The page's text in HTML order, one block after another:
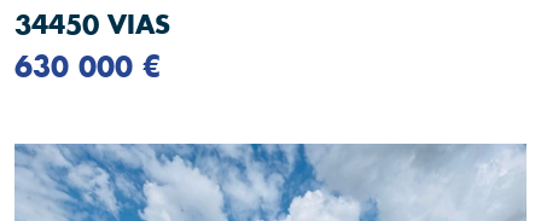
34450 VIAS
630 000 €